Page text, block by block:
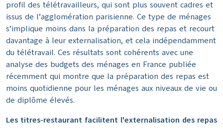
profil des télétravailleurs, qui sont plus souvent cadres et
issus de l’agglomération parisienne. Ce type de ménages
s’implique moins dans la préparation des repas et recourt
davantage à leur externalisation, et cela indépendamment
du télétravail. Ces résultats sont cohérents avec une
analyse des budgets des ménages en France publiée
récemment qui montre que la préparation des repas est
moins quotidienne pour les ménages aux niveaux de vie ou
de diplôme élevés.
Les titres-restaurant facilitent l'externalisation des repas